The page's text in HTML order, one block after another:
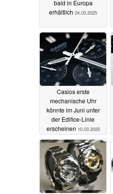
bald in Europa
erhältlich 24.03.2025
Casios erste
mechanische Uhr
könnte im Juni unter
der Edifice-Linie
erscheinen 10.03.2025